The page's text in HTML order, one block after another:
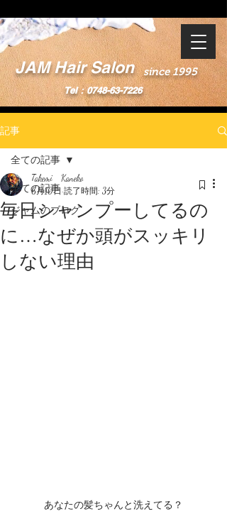
JAM Hair Salon since 1995
Tel：0748-63-7226
記事
全ての記事
ジャムのブログ
全ての記事
毎日シャンプーしてるの
に…なぜか頭がスッキリ
しない理由
Takemi Kaneko
6月10日 読了時間: 3分
あなたの髪ちゃんと洗えてる？